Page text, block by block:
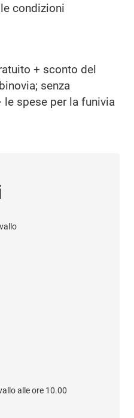
condizioni
+ sconto del
senza
le spese per la funivia
alle ore 10.00